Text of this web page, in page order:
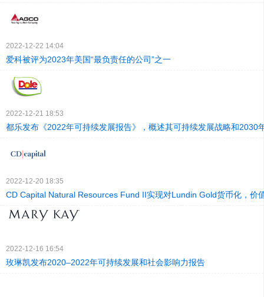
2022-12-22 14:04
爱科被评为2023年美国“最负责任的公司”之一
2022-12-21 18:53
都乐发布《2022年可持续发展报告》，概述其可持续发展战略和2030
2022-12-20 18:35
CD Capital Natural Resources Fund II实现对Lundin Gold货币化，价
2022-12-16 16:54
玫琳凯发布2020–2022年可持续发展和社会影响力报告